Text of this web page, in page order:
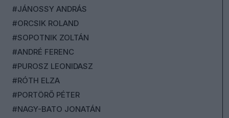
#JÁNOSSY ANDRÁS
#ORCSIK ROLAND
#SOPOTNIK ZOLTÁN
#ANDRÉ FERENC
#PUROSZ LEONIDASZ
#RÓTH ELZA
#PORTÖRŐ PÉTER
#NAGY-BATO JONATÁN